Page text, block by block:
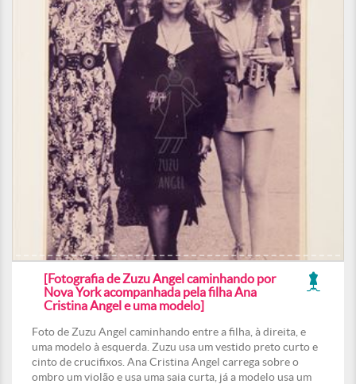
[Fotografia de Zuzu Angel caminhando por
Nova York acompanhada pela filha Ana
Cristina Angel e uma modelo]
Foto de Zuzu Angel caminhando entre a filha, à direita, e
uma modelo à esquerda. Zuzu usa um vestido preto curto e
cinto de crucifixos. Ana Cristina Angel carrega sobre o
ombro um violão e usa uma saia curta, já a modelo usa um